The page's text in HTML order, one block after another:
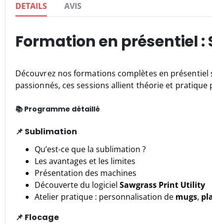
DETAILS
Formation en présentiel :
Découvrez nos formations complètes en présentiel
passionnés, ces sessions allient théorie et
📚 Programme détaillé
📌 Sublimation
Qu’est-ce que la sublimation ?
Les avantages et les limites
Présentation des machines
Découverte du logiciel Sawgrass Print Utility
Atelier pratique : personnalisation de mugs,
📌 Flocage
AVIS